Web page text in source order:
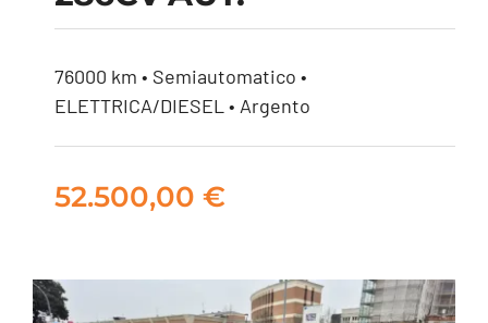
QUATTRO 286CV
76000 km • Semiautomatico •
ELETTRICA/DIESEL • Argento
52.500,00 €